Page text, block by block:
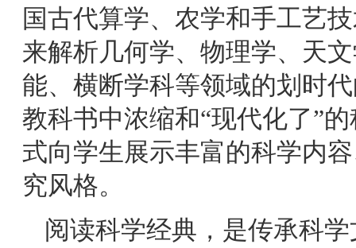
国古代算学、农学和手工艺
来解析几何学、物理学、天
能、横断学科等领域的划时
教科书中浓缩和“现代化了”
式向学生展示丰富的科学内
究风格。
阅读科学经典，是传承科